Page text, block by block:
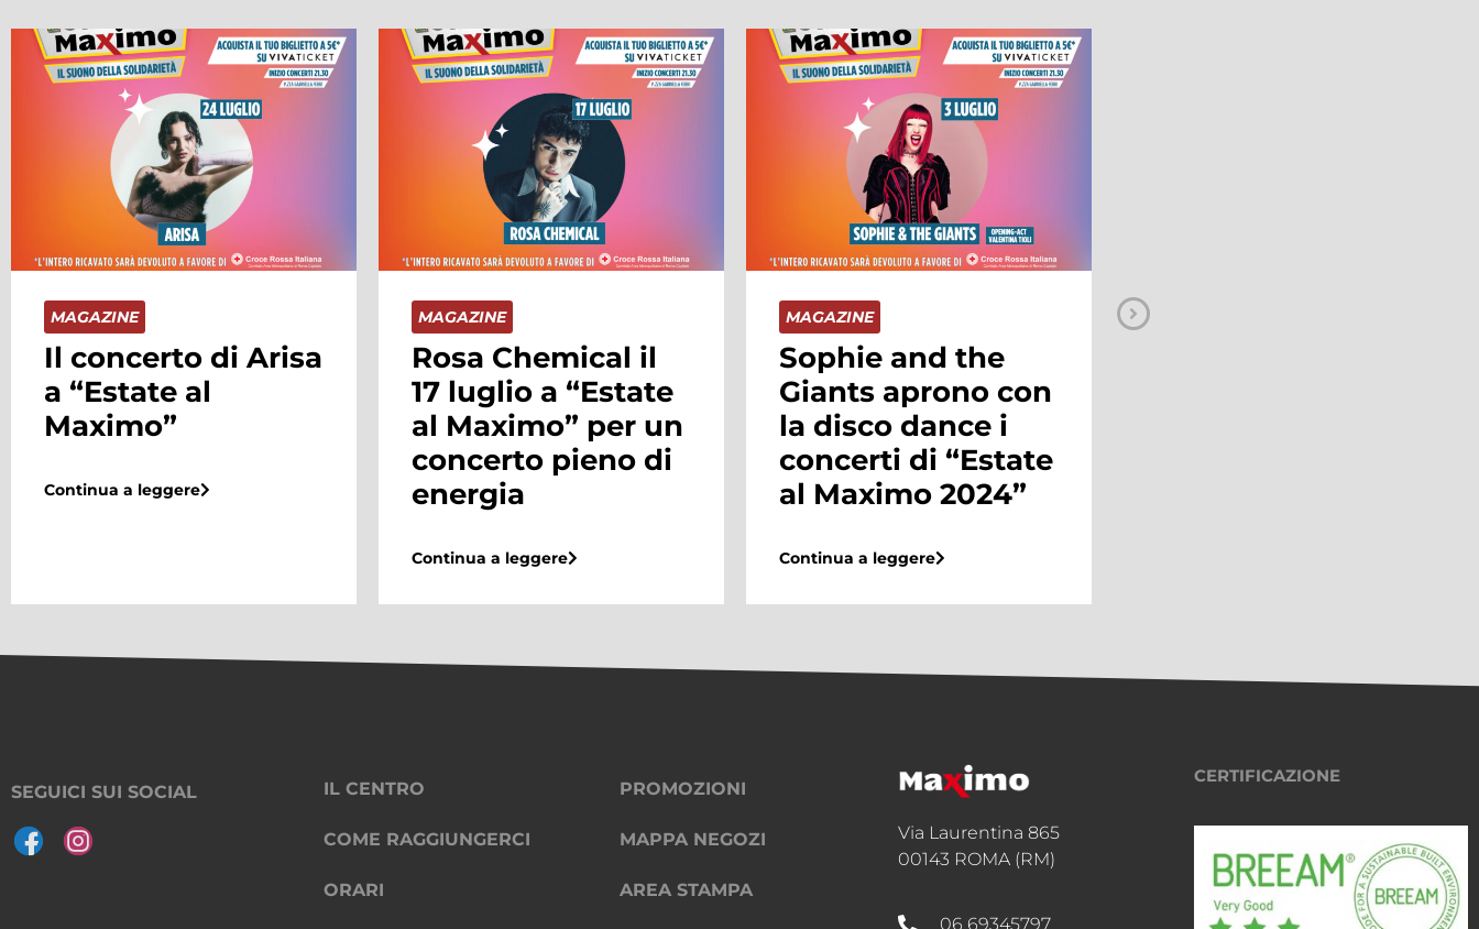
MAGAZINE
Rosa Chemical il
17 luglio a “Estate
al Maximo” per un
energia
MAGAZINE
Sophie and the
Giants aprono con
la disco dance i
concerti di “Estate
al Maximo 2024”
Continua a leggere
MAGAZINE
È arrivata la
primavera e la
nuova collezione
P/E!
SEGUICI SUI SOCIAL IL CENTRO
COME RAGGIUNGERCI
ORARI
PROMOZIONI
MAPPA NEGOZI
AREA STAMPA
Via Laurentina 865
00143 ROMA (RM)
06 69345797
CERTIFICAZIONE